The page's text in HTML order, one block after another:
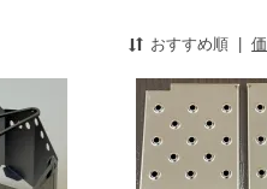
おすすめ順 |